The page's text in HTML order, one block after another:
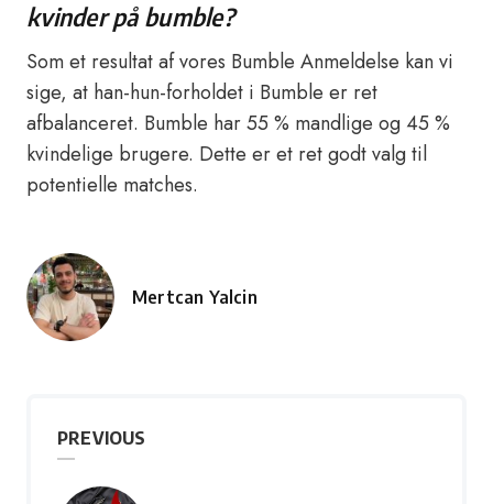
kvinder på bumble?
Som et resultat af vores Bumble Anmeldelse kan vi
sige, at han-hun-forholdet i Bumble er ret
afbalanceret. Bumble har 55 % mandlige og 45 %
kvindelige brugere. Dette er et ret godt valg til
potentielle matches.
Posted
Mertcan Yalcin
PREVIOUS